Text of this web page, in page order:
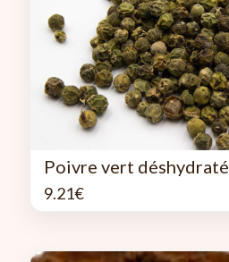
Poivre vert
9.21€